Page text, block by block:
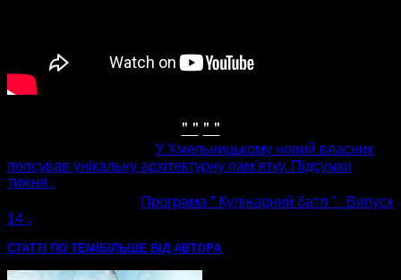
" " " "
У Хмельницькому новий власник
попсував унікальну архітектурну пам’ятку. Підсумки
тижня .
Програма ” Кулінарний батл ” . Випуск
14 .
СТАТТІ ПО ТЕМІ БІЛЬШЕ ВІД АВТОРА